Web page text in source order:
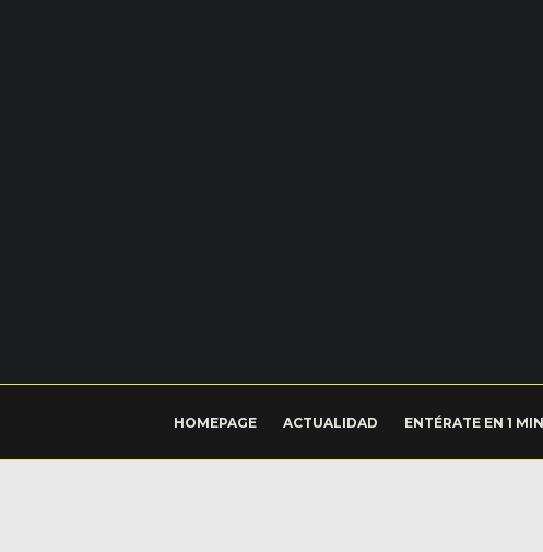
HOMEPAGE ACTUALIDAD ENTÉRATE EN 1